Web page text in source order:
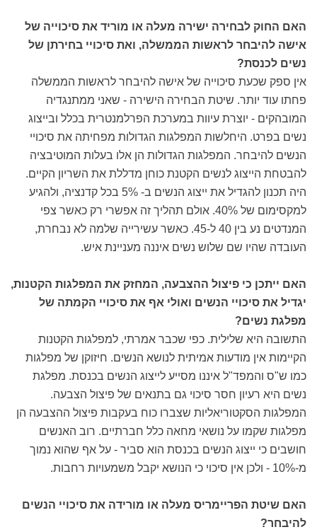
האם החוק לבחירה ישירה מעלה או מוריד את סיכוייה של
אישה להיבחר לראשות הממשלה, ואת סיכויי בחירתן של
נשים לכנסת?
אין ספק שכעת סיכוייה של אישה להיבחר לראשות הממשלה
פחתו עוד יותר. שיטת הבחירה הישירה - שאני ממתנגדיה
המובהקים - יוצרת עיוות במערכת הפרלמנטרית בכלל ובייצוג
נשים בפרט. היחלשות המפלגות הגדולות מפחיתה את סיכויי
הנשים להיבחר. המפלגות הגדולות הן אלו בעלות המוטיבציה
להבטחת הייצוג לנשים הקטנת כוחן מדללת את השריון הקיים.
היה תכנון להגדיל את ייצוג הנשים ב- 5% בכל קדנציה, ולהגיע
למקסימום של 40%. אולם תהליך זה אפשרי רק כאשר צפי
המנדטים נע בין 40 ל-45. כאשר עשירייה שלמה לא נבחרת,
העובדה שהיו שם שלוש נשים איננה מעניינת איש.
האם ייתכן כי פיצול ההצבעה, המחזק את המפלגות הקטנות,
יגדיל את סיכויי הנשים ואולי אף את סיכויי הקמתה של
מפלגת נשים?
התשובה היא שלילית. כפי שכבר אמרתי, למפלגות הקטנות
הקיימות אין מודעות אמיתית לנושא הנשים. חיזוקן של מפלגות
כמו ש"ס והמפד"ל איננו מסייע לייצוג הנשים בכנסת. מפלגת
נשים היא רעיון חסר סיכוי גם בתנאים של פיצול הצבעה.
המפלגות הסקטוריאליות שצברו כוח בעקבות פיצול ההצבעה הן
מפלגות שקמו על נושאי מחאה כלל חברתיים. רוב האנשים
חושבים כי ייצוג הנשים בכנסת הוא סביר - על אף שהוא נמוך
מ-10% - ולכן אין סיכוי כי הנושא יקבל משמעויות רחבות.
האם שיטת הפריימריס מעלה או מורידה את סיכויי הנשים
להיבחר?